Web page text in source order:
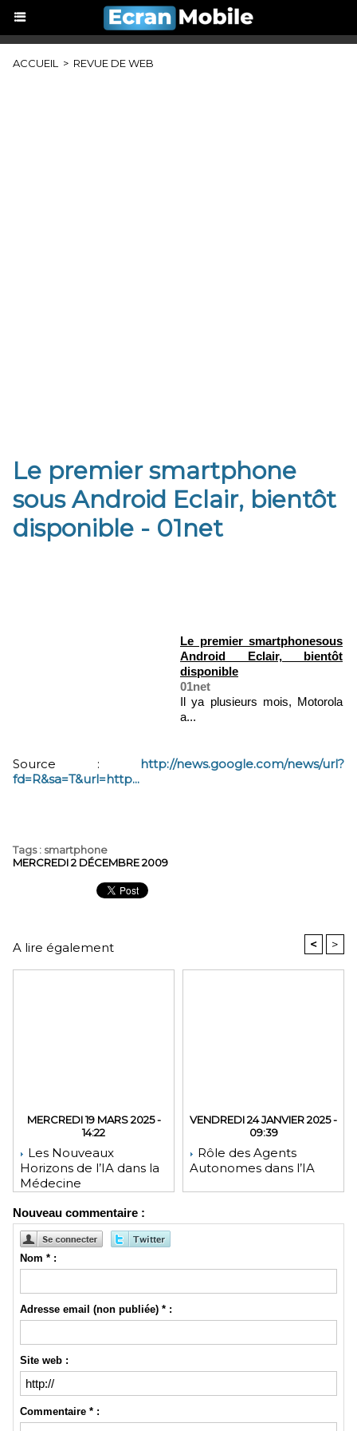
ACCUEIL > REVUE DE WEB
Le premier smartphone
sous Android Eclair, bientôt
disponible - 01net
Le premier smartphonesous
Android Eclair, bientôt
disponible
01net
Il ya plusieurs mois, Motorola
a...
Source : http://news.google.com/news/url?
fd=R&sa=T&url=http...
Tags: smartphone
MERCREDI 2 DÉCEMBRE 2009
A lire également < >
MERCREDI 19 MARS 2025 -
14:22
Les Nouveaux
Horizons de l’IA dans la
Médecine
VENDREDI 24 JANVIER 2025 -
09:39
Rôle des Agents
Autonomes dans l’IA
Nouveau commentaire :
Nom * :
Adresse email (non publiée) * :
Site web :
Commentaire * :